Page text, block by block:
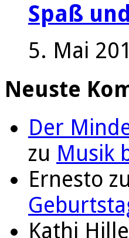
Spaß
5. Mai
Neuste
Der
zu Musik
Ernesto zu
Kathi Hille